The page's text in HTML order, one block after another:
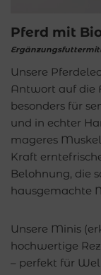
Pferd mit
Unsere
Antwort auf die
besonders für
und in echter
mageres
Kraft
Belohnung, die
hausgemachte
Unsere Minis
hochwertige
– perfekt für